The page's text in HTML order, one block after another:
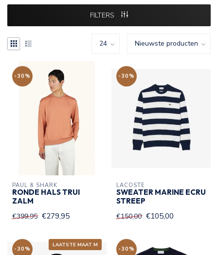
FILTERS
-30%
PAUL & SHARK
RONDE HALS TRUI
ZALM
€399,95 €279,95
-30%
LACOSTE
SWEATER MARINE ECRU
STREEP
€150,00 €105,00
LAATSTE MAAT M
-30% -30%